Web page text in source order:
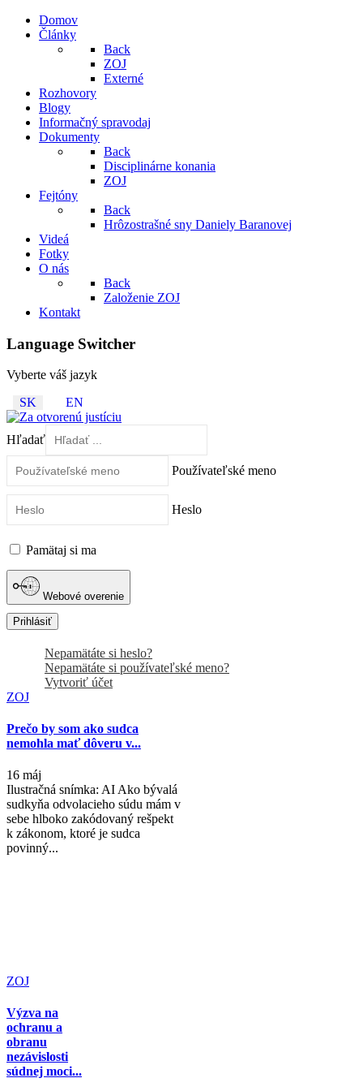
Domov
Články
Back
ZOJ
Externé
Rozhovory
Blogy
Informačný spravodaj
Dokumenty
Back
Disciplinárne konania
ZOJ
Fejtóny
Back
Hrôzostrašné sny Daniely Baranovej
Videá
Fotky
O nás
Back
Založenie ZOJ
Kontakt
Language Switcher
Vyberte váš jazyk
SK
EN
Hľadať
Používateľské meno
Heslo
Pamätaj si ma
Webové overenie
Prihlásiť
Nepamätáte si heslo?
Nepamätáte si používateľské meno?
Vytvoriť účet
ZOJ
Prečo by som ako sudca
nemohla mať dôveru v...
16 máj
Ilustračná snímka: AI Ako bývalá
sudkyňa odvolacieho súdu mám v
sebe hlboko zakódovaný rešpekt
k zákonom, ktoré je sudca
povinný...
ZOJ
Výzva na
ochranu a
obranu
nezávislosti
súdnej moci...